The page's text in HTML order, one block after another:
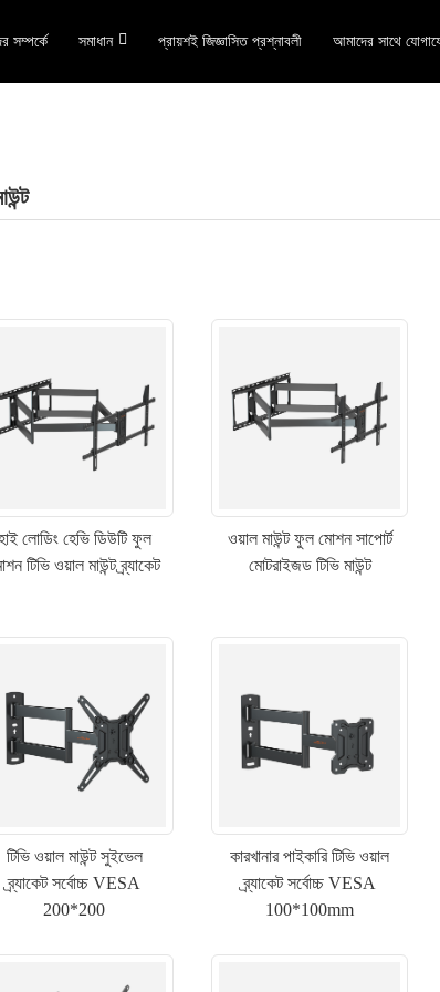
সম্পর্কে সমাধান প্রায়শই জিজ্ঞাসিত প্রশ্নাবলী আমাদের সাথে
লোডিং হেভি ডিউটি ​​ফুল
টিভি ওয়াল মাউন্ট ব্র্যাকেট
ওয়াল মাউন্ট ফুল মোশন সাপোর্ট
মোটরাইজড টিভি মাউন্ট
টিভি ওয়াল মাউন্ট সুইভেল
ব্র্যাকেট সর্বোচ্চ VESA
200*200
কারখানার পাইকারি টিভি ওয়াল
ব্র্যাকেট সর্বোচ্চ VESA
100*100mm